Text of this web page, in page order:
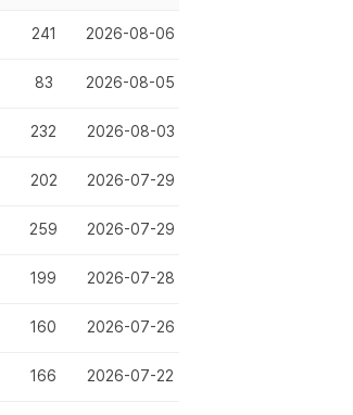
241 2026-08-06
83 2026-08-05
232 2026-08-03
202 2026-07-29
259 2026-07-29
199 2026-07-28
160 2026-07-26
166 2026-07-22